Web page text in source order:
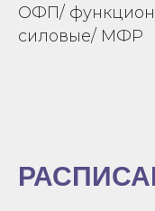
ОФП/
силовые/ МФР